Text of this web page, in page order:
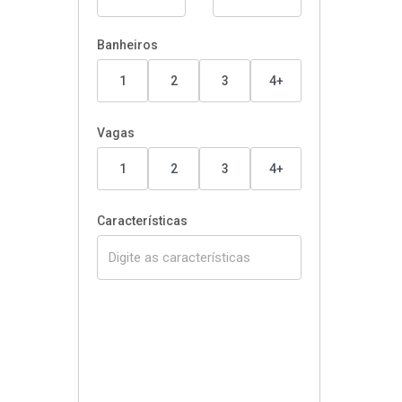
Banheiros
1 2 3 4+
Vagas
1 2 3 4+
Características